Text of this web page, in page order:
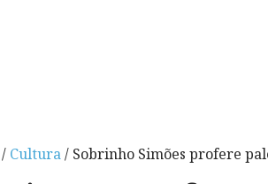
Cultura/ Sobrinho Simões profere